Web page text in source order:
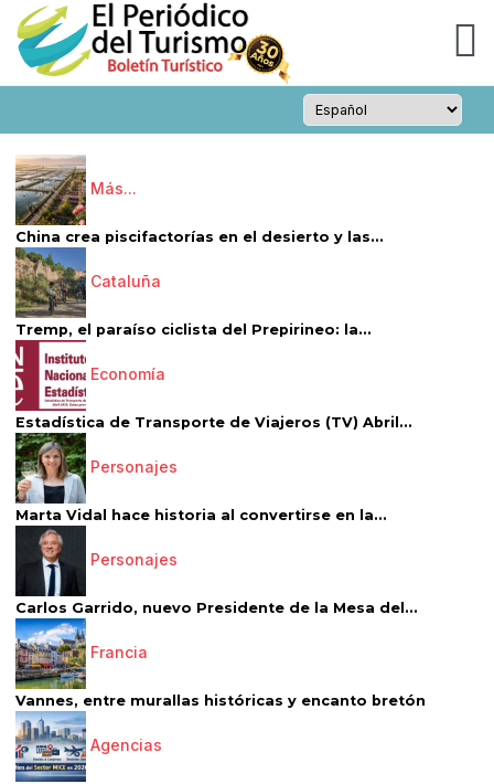
Más...
China crea piscifactorías en el desierto y las...
Cataluña
Tremp, el paraíso ciclista del Prepirineo: la...
Economía
Estadística de Transporte de Viajeros (TV) Abril...
Personajes
Marta Vidal hace historia al convertirse en la...
Personajes
Carlos Garrido, nuevo Presidente de la Mesa del...
Francia
Vannes, entre murallas históricas y encanto bretón
Agencias